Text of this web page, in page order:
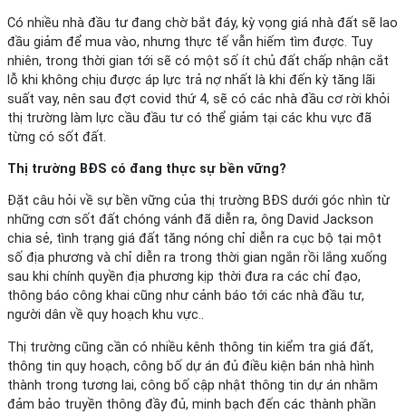
Có nhiều nhà đầu tư đang chờ bắt đáy, kỳ vọng giá nhà đất sẽ lao
đầu giảm để mua vào, nhưng thực tế vẫn hiếm tìm được. Tuy
nhiên, trong thời gian tới sẽ có một số ít chủ đất chấp nhận cắt
lỗ khi không chịu được áp lực trả nợ nhất là khi đến kỳ tăng lãi
suất vay, nên sau đợt covid thứ 4, sẽ có các nhà đầu cơ rời khỏi
thị trường làm lực cầu đầu tư có thể giảm tại các khu vực đã
từng có sốt đất.
Thị trường BĐS có đang thực sự bền vững?
Đặt câu hỏi về sự bền vững của thị trường BĐS dưới góc nhìn từ
những cơn sốt đất chóng vánh đã diễn ra, ông David Jackson
chia sẻ, tình trạng giá đất tăng nóng chỉ diễn ra cục bộ tại một
số địa phương và chỉ diễn ra trong thời gian ngắn rồi lắng xuống
sau khi chính quyền địa phương kịp thời đưa ra các chỉ đạo,
thông báo công khai cũng như cảnh báo tới các nhà đầu tư,
người dân về quy hoạch khu vực..
Thị trường cũng cần có nhiều kênh thông tin kiểm tra giá đất,
thông tin quy hoạch, công bố dự án đủ điều kiện bán nhà hình
thành trong tương lai, công bố cập nhật thông tin dự án nhằm
đảm bảo truyền thông đầy đủ, minh bạch đến các thành phần